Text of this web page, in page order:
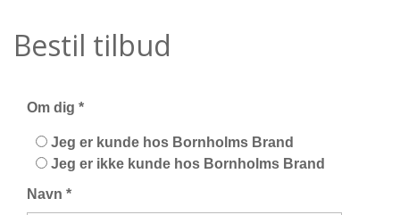
Bestil tilbud
Om dig *
Jeg er kunde hos Bornholms Brand
Jeg er ikke kunde hos Bornholms Brand
Navn *